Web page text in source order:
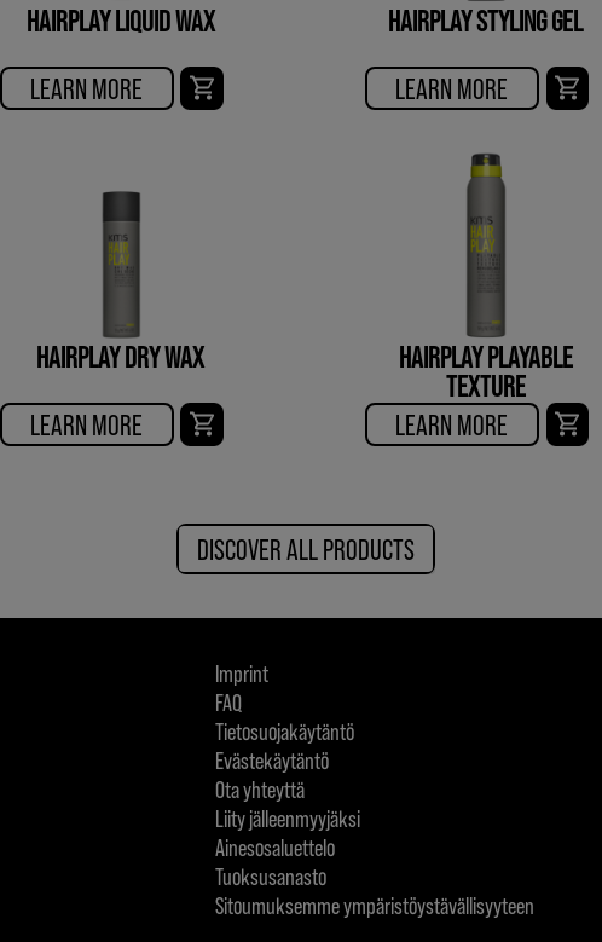
HAIRPLAY LIQUID WAX
LEARN MORE
HAIRPLAY STYLING GEL
LEARN MORE
HAIRPLAY DRY WAX
LEARN MORE
HAIRPLAY PLAYABLE
TEXTURE
LEARN MORE
DISCOVER ALL PRODUCTS
Imprint
FAQ
Tietosuojakäytäntö
Evästekäytäntö
Ota yhteyttä
Liity jälleenmyyjäksi
Ainesosaluettelo
Tuoksusanasto
Sitoumuksemme ympäristöystävällisyyteen